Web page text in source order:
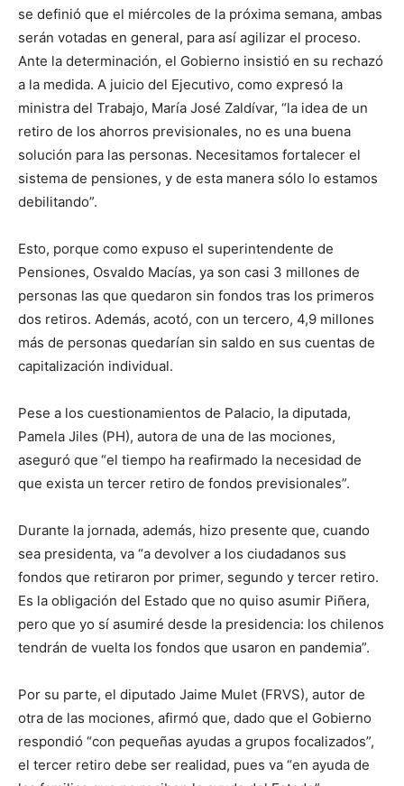
se definió que el miércoles de la próxima semana, ambas
serán votadas en general, para así agilizar el proceso.
Ante la determinación, el Gobierno insistió en su rechazó
a la medida. A juicio del Ejecutivo, como expresó la
ministra del Trabajo, María José Zaldívar, “la idea de un
retiro de los ahorros previsionales, no es una buena
solución para las personas. Necesitamos fortalecer el
sistema de pensiones, y de esta manera sólo lo estamos
debilitando”.
Esto, porque como expuso el superintendente de
Pensiones, Osvaldo Macías, ya son casi 3 millones de
personas las que quedaron sin fondos tras los primeros
dos retiros. Además, acotó, con un tercero, 4,9 millones
más de personas quedarían sin saldo en sus cuentas de
capitalización individual.
Pese a los cuestionamientos de Palacio, la diputada,
Pamela Jiles (PH), autora de una de las mociones,
aseguró que “el tiempo ha reafirmado la necesidad de
que exista un tercer retiro de fondos previsionales”.
Durante la jornada, además, hizo presente que, cuando
sea presidenta, va “a devolver a los ciudadanos sus
fondos que retiraron por primer, segundo y tercer retiro.
Es la obligación del Estado que no quiso asumir Piñera,
pero que yo sí asumiré desde la presidencia: los chilenos
tendrán de vuelta los fondos que usaron en pandemia”.
Por su parte, el diputado Jaime Mulet (FRVS), autor de
otra de las mociones, afirmó que, dado que el Gobierno
respondió “con pequeñas ayudas a grupos focalizados”,
el tercer retiro debe ser realidad, pues va “en ayuda de